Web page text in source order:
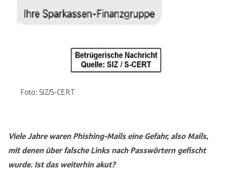
Foto: SIZ/S-CERT
Viele Jahre waren Phishing-Mails eine Gefahr, also Mails,
mit denen über falsche Links nach Passwörtern gefischt
wurde. Ist das weiterhin akut?